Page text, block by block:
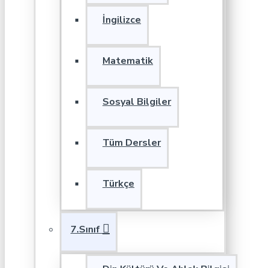
İngilizce
Matematik
Sosyal Bilgiler
Tüm Dersler
Türkçe
7.Sınıf